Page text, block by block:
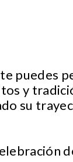
puedes
y
su